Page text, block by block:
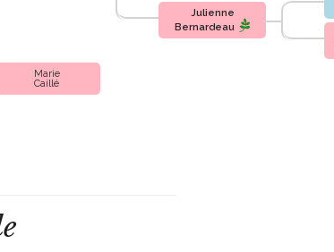
Julienne
Bernardeau
Marie
Caillé